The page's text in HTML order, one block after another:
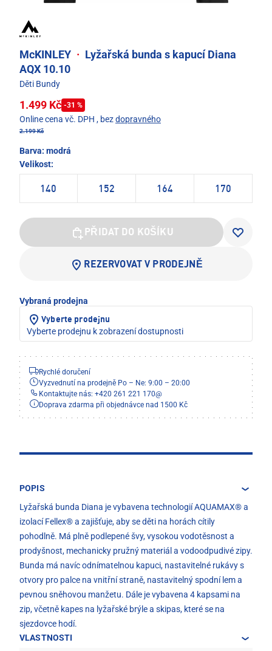
McKINLEY · Lyžařská bunda s kapucí Diana
AQX 10.10
Děti Bundy
1.499 Kč -31 %
Online cena vč. DPH , bezdopravného
2.199 Kč
Barva: modrá
Velikost:
140 152 164 170
PŘIDAT DO KOŠÍKU
REZERVOVAT V PRODEJNĚ
Vybraná prodejna
Vyberte prodejnu
Vyberte prodejnu k zobrazení dostupnosti
Rychlé doručení
Vyzvednutí na prodejně Po – Ne: 9:00 – 20:00
Kontaktujte nás: +420 261 221 170@
Doprava zdarma při objednávce nad 1500 Kč
POPIS
Lyžařská bunda Diana je vybavena technologií AQUAMAX® a
izolací Fellex® a zajišťuje, aby se děti na horách cítily
pohodlně. Má plně podlepené švy, vysokou vodotěsnost a
prodyšnost, mechanicky pružný materiál a vodoodpudivé zipy.
Bunda má navíc odnímatelnou kapuci, nastavitelné rukávy s
otvory pro palce na vnitřní straně, nastavitelný spodní lem a
pevnou sněhovou manžetu. Dále je vybavena 4 kapsami na
zip, včetně kapes na lyžařské brýle a skipas, které se na
sjezdovce hodí.
VLASTNOSTI